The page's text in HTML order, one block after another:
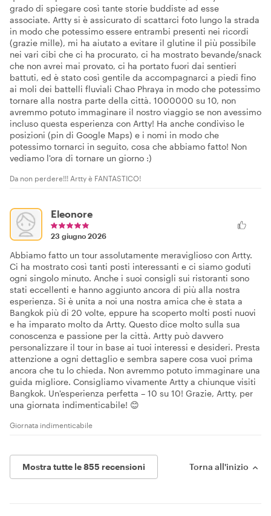
grado di spiegare così tante storie buddiste ad esse
associate. Artty si è assicurato di scattarci foto lungo la strada
in modo che potessimo essere entrambi presenti nei ricordi
(grazie mille), mi ha aiutato a evitare il glutine il più possibile
nei vari cibi che ci ha procurato, ci ha mostrato bevande/snack
che non avrei mai provato, ci ha portato fuori dai sentieri
battuti, ed è stato così gentile da accompagnarci a piedi fino
ai moli dei battelli fluviali Chao Phraya in modo che potessimo
tornare alla nostra parte della città. 1000000 su 10, non
avremmo potuto immaginare il nostro viaggio se non avessimo
incluso questa esperienza con Artty! Ha anche condiviso le
posizioni (pin di Google Maps) e i nomi in modo che
potessimo tornarci in seguito, cosa che abbiamo fatto! Non
vediamo l'ora di tornare un giorno :)
Da non perdere!!! Artty è FANTASTICO!
Eleonore
23 giugno 2026
Abbiamo fatto un tour assolutamente meraviglioso con Artty.
Ci ha mostrato così tanti posti interessanti e ci siamo goduti
ogni singolo minuto. Anche i suoi consigli sui ristoranti sono
stati eccellenti e hanno aggiunto ancora di più alla nostra
esperienza. Si è unita a noi una nostra amica che è stata a
Bangkok più di 20 volte, eppure ha scoperto molti posti nuovi
e ha imparato molto da Artty. Questo dice molto sulla sua
conoscenza e passione per la città. Artty può davvero
personalizzare il tour in base ai tuoi interessi e desideri. Presta
attenzione a ogni dettaglio e sembra sapere cosa vuoi prima
ancora che tu lo chieda. Non avremmo potuto immaginare una
guida migliore. Consigliamo vivamente Artty a chiunque visiti
Bangkok. Un'esperienza perfetta – 10 su 10! Grazie, Artty, per
una giornata indimenticabile! 😊
Giornata indimenticabile
Mostra tutte le 855 recensioni Torna all'inizio